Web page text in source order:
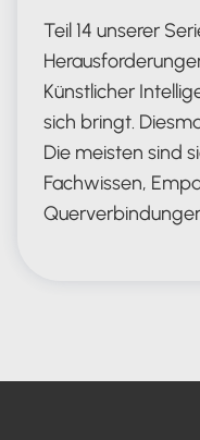
Teil 14 unserer
Künstlicher
sich bringt.
Die meisten sind
Fachwissen,